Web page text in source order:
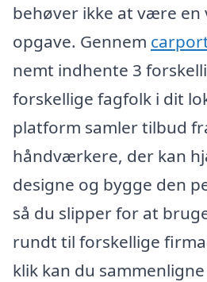
behøver ikke at være en
opgave. Gennem
nemt indhente 3
forskellige fagfolk i dit
platform samler tilbud
håndværkere, der kan
designe og bygge den
så du slipper for at
rundt til forskellige
klik kan du